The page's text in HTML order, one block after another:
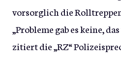
vorsorglich die
„Probleme gab es keine,
zitiert die „RZ“